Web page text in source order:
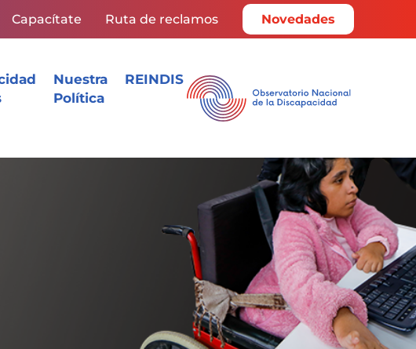
Capacítate Ruta de reclamos Novedades
Nuestra
Política
REINDIS